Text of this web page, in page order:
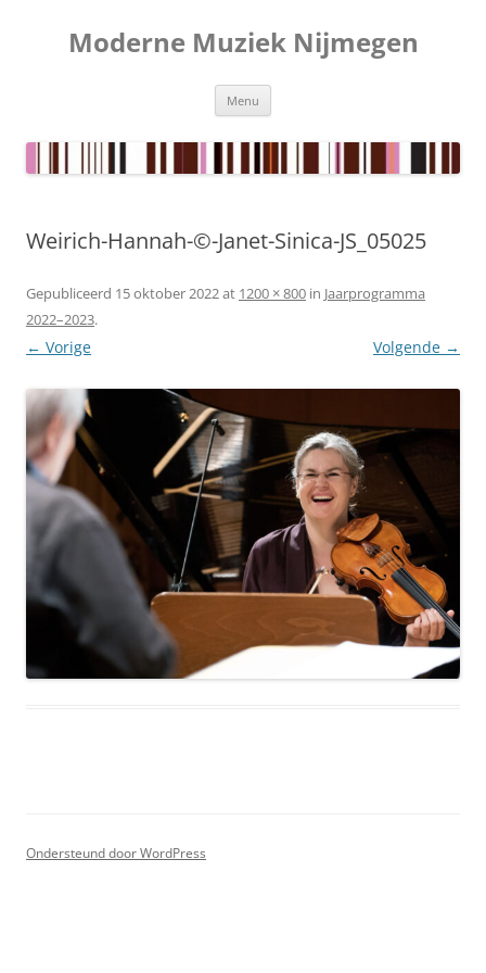
inhoudModerne Muziek Nijmegen
Menu
Weirich-Hannah-©-Janet-Sinica-JS_05025
Gepubliceerd 15 oktober 2022at 1200 × 800 in Jaarprogramma
2022–2023.
← Vorige Volgende →
Ondersteund door WordPress